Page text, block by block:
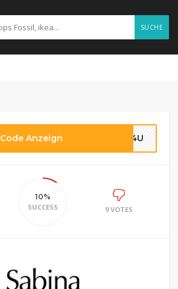
SUCHE
Code Anzeign NA4U
10%
SUCCESS
9 VOTES